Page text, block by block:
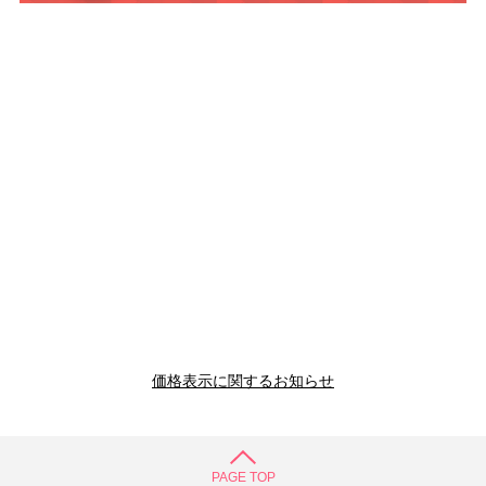
価格表示に関するお知らせ
PAGE TOP